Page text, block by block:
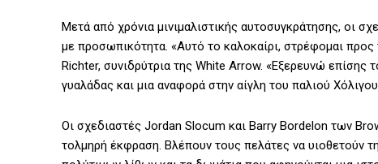
Μετά από χρόνια μινιμαλιστικής αυτοσυγκράτησης, οι
με προσωπικότητα. «Αυτό το καλοκαίρι, στρέφομαι
Richter, συνιδρύτρια της White Arrow. «Εξερευνώ
γυαλάδας και μια αναφορά στην αίγλη του παλιού
Οι σχεδιαστές Jordan Slocum και Barry Bordelon των
τολμηρή έκφραση. Βλέπουν τους πελάτες να υιοθετούν